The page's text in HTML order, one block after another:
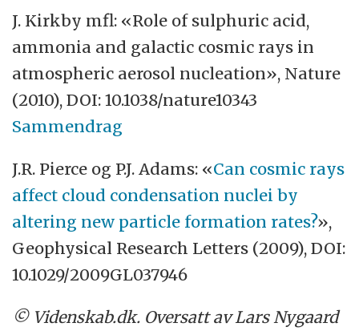
J. Kirkby mfl: «Role of sulphuric acid,
ammonia and galactic cosmic rays in
atmospheric aerosol nucleation», Nature
(2010), DOI: 10.1038/nature10343
Sammendrag
J.R. Pierce og P.J. Adams: «Can cosmic rays
affect cloud condensation nuclei by
altering new particle formation rates?»,
Geophysical Research Letters (2009), DOI:
10.1029/2009GL037946
© Videnskab.dk. Oversatt av Lars Nygaard